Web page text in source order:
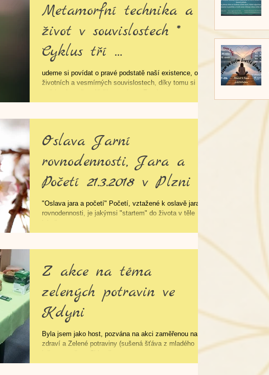
Metamorfní technika a
život v souvislostech *
Cyklus tří
terapeutických večerů *
25.4. / 23.5. / 6.
udeme si povídat o pravé podstatě naší existence, o
životních a vesmírných souvislostech, díky tomu si
uvědomíme, že náš život tady na Zemi
Oslava Jarní
rovnodennosti, Jara a
Početí 21.3.2018 v Plzni
"Oslava jara a početí" Početí, vztažené k oslavě jara a
rovnodennosti, je jakýmsi "startem" do života v těle
jehož &quot
Z akce na téma
zelených potravin ve
Kdyni
Byla jsem jako host, pozvána na akci zaměřenou na
zdraví a Zelené potraviny (sušená šťáva z mladého
ječmene a řasa Chlorella...